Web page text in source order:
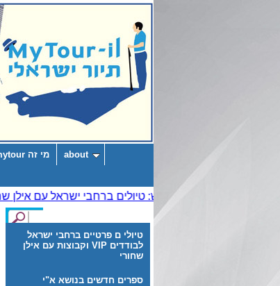
מי זה mytour about
טיולי ם פרטיים ברחבי ישראל
לבודדים VIP וקבוצות עם אילן
שחורי
ספרים חדשים בנושא א"י